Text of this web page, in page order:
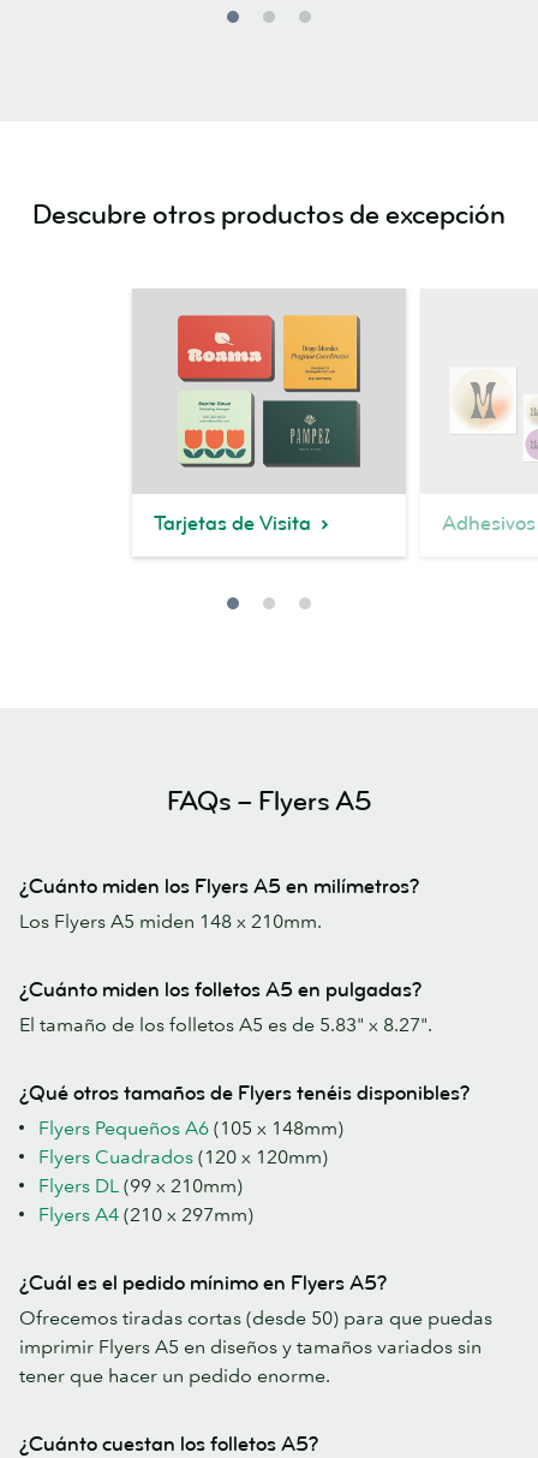
Descubre otros productos de excepción
Tarjetas de Visita
FAQs – Flyers A5
¿Cuánto miden los Flyers A5 en milímetros?
Los Flyers A5 miden 148 x 210mm.
¿Cuánto miden los folletos A5 en pulgadas?
El tamaño de los folletos A5 es de 5.83" x 8.27".
¿Qué otros tamaños de Flyers tenéis disponibles?
Flyers Pequeños A6 (105 x 148mm)
Flyers Cuadrados (120 x 120mm)
Flyers DL (99 x 210mm)
Flyers A4 (210 x 297mm)
¿Cuál es el pedido mínimo en Flyers A5?
Ofrecemos tiradas cortas (desde 50) para que puedas
imprimir Flyers A5 en diseños y tamaños variados sin
tener que hacer un pedido enorme.
¿Cuánto cuestan los folletos A5?